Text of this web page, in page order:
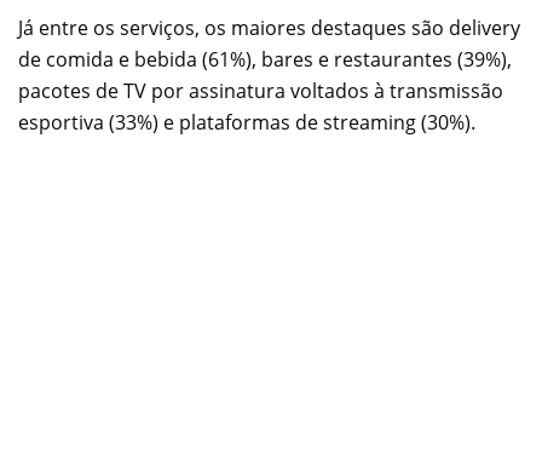
Já entre os serviços, os maiores destaques são delivery
de comida e bebida (61%), bares e restaurantes (39%),
pacotes de TV por assinatura voltados à transmissão
esportiva (33%) e plataformas de streaming (30%).